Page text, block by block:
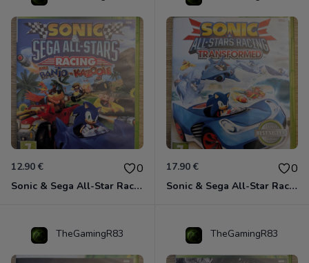
12.90 € 0
Sonic & Sega All-Star Racing avec Banjo-Kazooie Xbox 360
17.90 € 0
Sonic & Sega All-Star Racing - Transformed Xbox 360
TheGamingR83 TheGamingR83